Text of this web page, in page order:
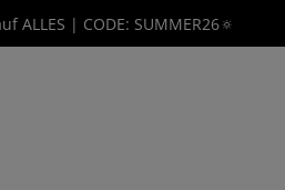
ALLES | CODE: SUMMER26🔅